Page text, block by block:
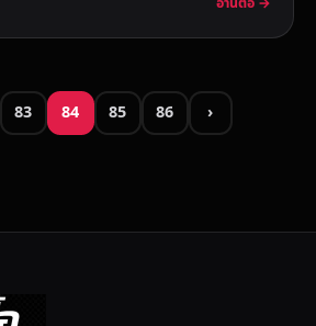
83 84 85 86 ›